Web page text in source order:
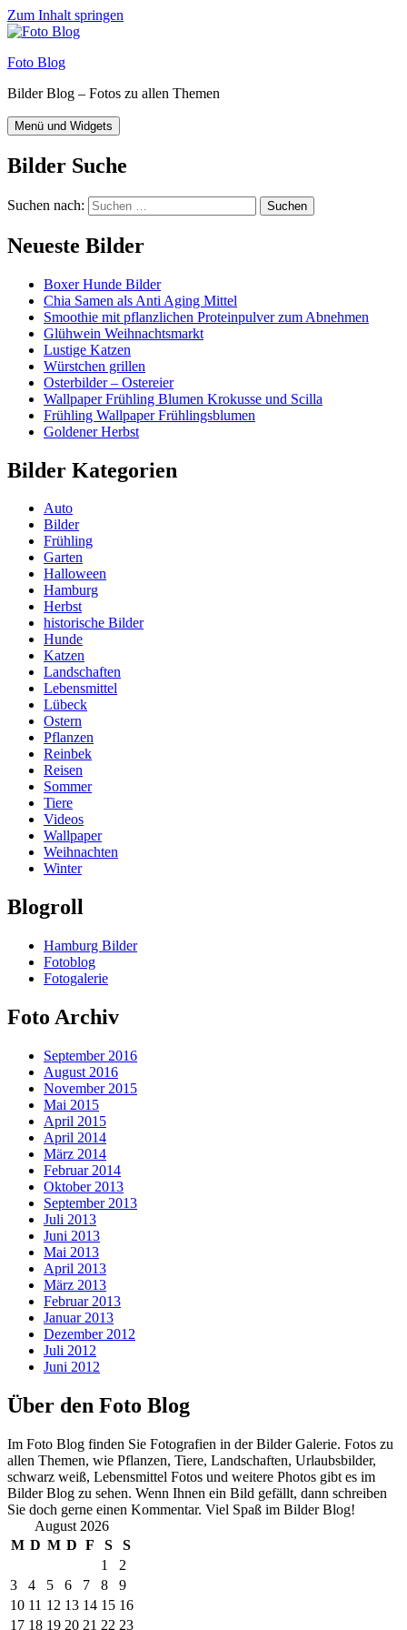
Zum Inhalt springen
Foto Blog
Bilder Blog – Fotos zu allen Themen
Menü und Widgets
Bilder Suche
Suchen nach:
Neueste Bilder
Boxer Hunde Bilder
Chia Samen als Anti Aging Mittel
Smoothie mit pflanzlichen Proteinpulver zum Abnehmen
Glühwein Weihnachtsmarkt
Lustige Katzen
Würstchen grillen
Osterbilder – Ostereier
Wallpaper Frühling Blumen Krokusse und Scilla
Frühling Wallpaper Frühlingsblumen
Goldener Herbst
Bilder Kategorien
Auto
Bilder
Frühling
Garten
Halloween
Hamburg
Herbst
historische Bilder
Hunde
Katzen
Landschaften
Lebensmittel
Lübeck
Ostern
Pflanzen
Reinbek
Reisen
Sommer
Tiere
Videos
Wallpaper
Weihnachten
Winter
Blogroll
Hamburg Bilder
Fotoblog
Fotogalerie
Foto Archiv
September 2016
August 2016
November 2015
Mai 2015
April 2015
April 2014
März 2014
Februar 2014
Oktober 2013
September 2013
Juli 2013
Juni 2013
Mai 2013
April 2013
März 2013
Februar 2013
Januar 2013
Dezember 2012
Juli 2012
Juni 2012
Über den Foto Blog
Im Foto Blog finden Sie Fotografien in der Bilder Galerie. Fotos zu
allen Themen, wie Pflanzen, Tiere, Landschaften, Urlaubsbilder,
schwarz weiß, Lebensmittel Fotos und weitere Photos gibt es im
Bilder Blog zu sehen. Wenn Ihnen ein Bild gefällt, dann schreiben
Sie doch gerne einen Kommentar. Viel Spaß im Bilder Blog!
August 2026
M D M D F S
S
1
2
3
4 5 6 7 8
9
10 11 12 13 14 15 16
17 18 19 20 21 22 23